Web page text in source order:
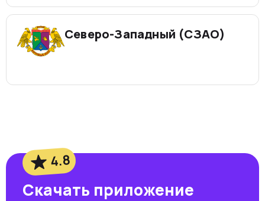
Северо-Западный (СЗАО)
4.8
Скачать приложение